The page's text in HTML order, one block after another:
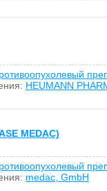
HEUMANN
MEDAC)
medac, GmbH